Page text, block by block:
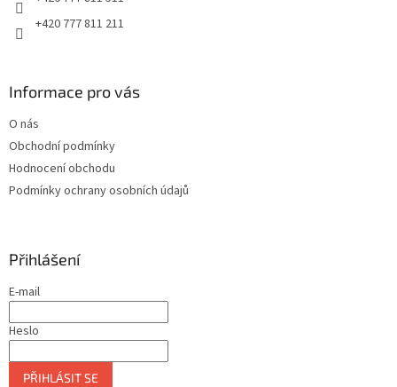
+420 777 811 211
Informace pro vás
O nás
Obchodní podmínky
Hodnocení obchodu
Podmínky ochrany osobních údajů
Přihlášení
E-mail
Heslo
PŘIHLÁSIT SE